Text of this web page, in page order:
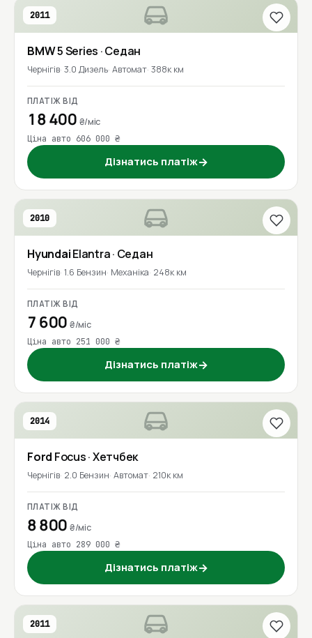
2011
BMW5 Series · Седан
Чернігів 3.0 Дизель Автомат 388к км
ПЛАТІЖ ВІД
18 400 ₴/міс
Ціна авто 606 000 ₴
Дізнатись платіж→
2010
HyundaiElantra· Седан
Чернігів 1.6 Бензин Механіка 248к км
ПЛАТІЖ ВІД
7 600₴/міс
Ціна авто 251 000 ₴
Дізнатись платіж→
2014
Ford Focus· Хетчбек
Чернігів 2.0 Бензин Автомат 210к км
ПЛАТІЖ ВІД
8 800₴/міс
Ціна авто 289 000 ₴
Дізнатись платіж→
2011